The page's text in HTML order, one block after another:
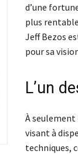
d’une
plus
Jeff Bezos
pour sa
L’un
À seulement
visant à
techniques,